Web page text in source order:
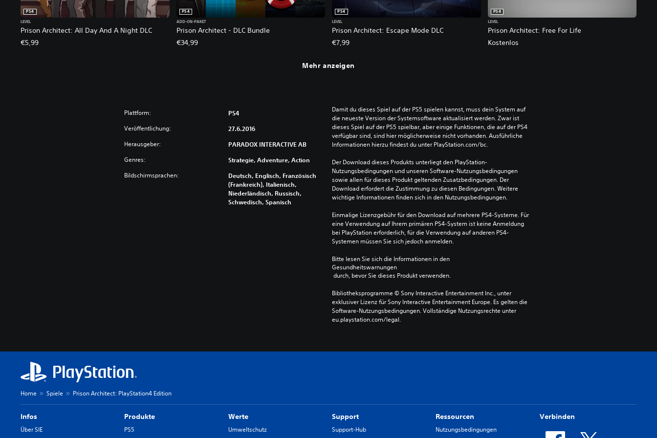
Prison Architect: All Day And A Night DLC
PS4
LEVEL
€5,99
Prison Architect - DLC Bundle
PS4
ADD-ON-PAKET
€34,99
Prison Architect: Escape Mode DLC
PS4
LEVEL
€7,99
Prison Architect: Free For Life
PS4
LEVEL
Kostenlos
Mehr anzeigen
Plattform: PS4
Veröffentlichung: 27.6.2016
Herausgeber: PARADOX INTERACTIVE AB
Genres: Strategie, Adventure, Action
Bildschirmsprachen:
Deutsch, Englisch, Französisch
(Frankreich), Italienisch,
Niederländisch, Russisch,
Schwedisch, Spanisch
Damit du dieses Spiel auf der PS5 spielen kannst, muss dein System auf
die neueste Version der Systemsoftware aktualisiert werden. Zwar ist
dieses Spiel auf der PS5 spielbar, aber einige Funktionen, die auf der PS4
verfügbar sind, sind hier möglicherweise nicht vorhanden. Ausführliche
Informationen hierzu findest du unter PlayStation.com/bc.
Der Download dieses Produkts unterliegt den PlayStation-
Nutzungsbedingungen und unseren Software-Nutzungsbedingungen
sowie allen für dieses Produkt geltenden Zusatzbedingungen. Der
Download erfordert die Zustimmung zu diesen Bedingungen. Weitere
wichtige Informationen finden sich in den Nutzungsbedingungen.
Einmalige Lizenzgebühr für den Download auf mehrere PS4-Systeme. Für
eine Verwendung auf Ihrem primären PS4-System ist keine Anmeldung
bei PlayStation erforderlich, für die Verwendung auf anderen PS4-
Systemen müssen Sie sich jedoch anmelden.
Bitte lesen Sie sich die Informationen in den
Gesundheitswarnungen
durch, bevor Sie dieses Produkt verwenden.
Bibliotheksprogramme © Sony Interactive Entertainment Inc., unter
exklusiver Lizenz für Sony Interactive Entertainment Europe. Es gelten die
Software-Nutzungsbedingungen. Vollständige Nutzungsrechte unter
eu.playstation.com/legal.
Home Spiele Prison Architect: PlayStation4 Edition
Infos
Über SIE
Produkte
PS5
Werte
Umweltschutz
Support
Support-Hub
Ressourcen
Nutzungsbedingungen
Verbinden